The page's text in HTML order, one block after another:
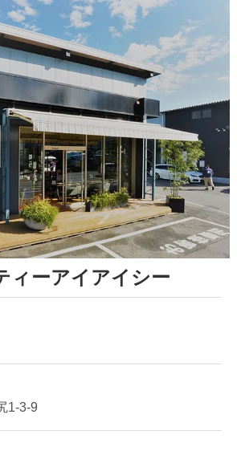
ィーアイアイシー
1-3-9